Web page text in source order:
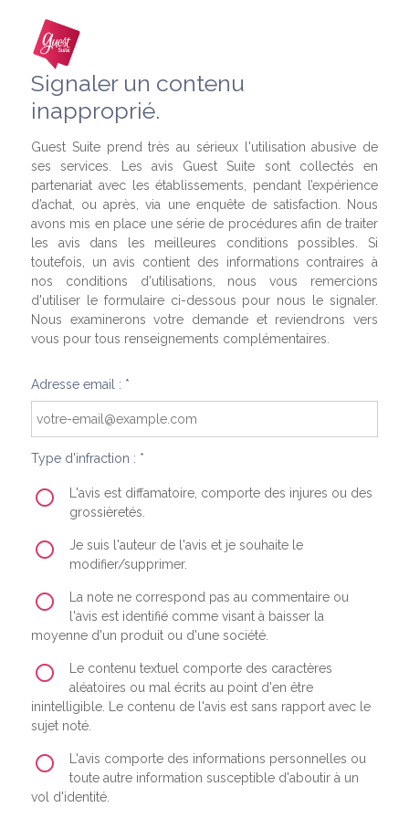
Signaler un contenu
inapproprié.
Guest Suite prend très au sérieux l'utilisation abusive de
ses services. Les avis Guest Suite sont collectés en
partenariat avec les établissements, pendant l’expérience
d’achat, ou après, via une enquête de satisfaction. Nous
avons mis en place une série de procédures afin de traiter
les avis dans les meilleures conditions possibles. Si
toutefois, un avis contient des informations contraires à
nos conditions d'utilisations, nous vous remercions
d'utiliser le formulaire ci-dessous pour nous le signaler.
Nous examinerons votre demande et reviendrons vers
vous pour tous renseignements complémentaires.
Adresse email : *
Type d'infraction : *
L'avis est diffamatoire, comporte des injures ou des
grossièretés.
Je suis l'auteur de l'avis et je souhaite le
modifier/supprimer.
La note ne correspond pas au commentaire ou
l'avis est identifié comme visant à baisser la
moyenne d'un produit ou d'une société.
Le contenu textuel comporte des caractères
aléatoires ou mal écrits au point d'en être
inintelligible. Le contenu de l'avis est sans rapport avec le
sujet noté.
L'avis comporte des informations personnelles ou
toute autre information susceptible d'aboutir à un
vol d'identité.